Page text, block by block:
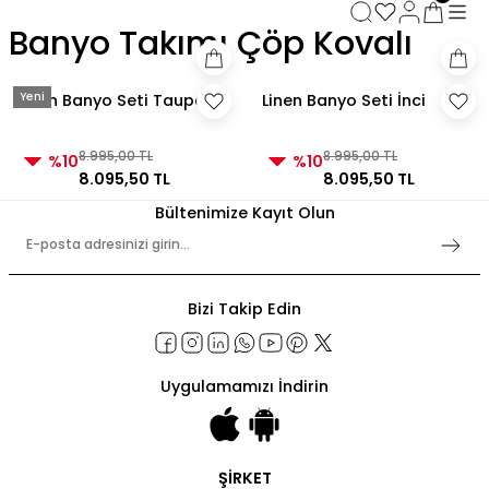
3000 TL ve Üzeri Alışverişlerde Kargo Bedava! 2
3000 TL ve Üzeri Alışverişlerde Kargo Bedava!
3000 TL ve Üzeri Alışverişlerde Kargo Bedava!
Banyo Takımı Çöp Kovalı
Yeni
Linen Banyo Seti Taupe
%108.995,00 TL
8.095,50 TL
Linen Banyo Seti İnci
%108.995,00 TL
8.095,50 TL
Bültenimize Kayıt Olun
Bizi Takip Edin
Uygulamamızı İndirin
ŞİRKET